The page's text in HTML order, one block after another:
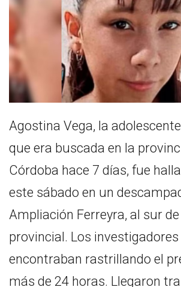
Agostina Vega, la
que era buscada en la
Córdoba hace 7 días, fue
este sábado en un
Ampliación Ferreyra, al sur
provincial. Los investigadores
encontraban rastrillando el
más de 24 horas. Llegaron